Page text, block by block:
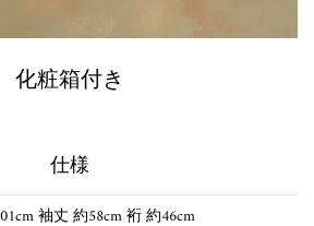
化粧箱付き
仕様
袖丈 約58cm 裄 約46cm